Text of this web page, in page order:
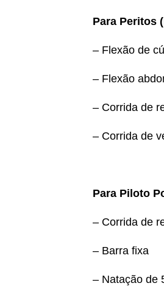
Para Peritos
– Flexão de
– Flexão
– Corrida de
– Corrida de
Para Piloto
– Corrida de
– Barra fixa
– Natação de